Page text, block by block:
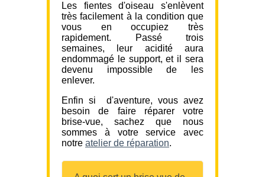
Les fientes d'oiseau s'enlèvent
très facilement à la condition que
vous en occupiez très
rapidement. Passé trois
semaines, leur acidité aura
endommagé le support, et il sera
devenu impossible de les
enlever.
Enfin si d'aventure, vous avez
besoin de faire réparer votre
brise-vue, sachez que nous
sommes à votre service avec
notre atelier de réparation.